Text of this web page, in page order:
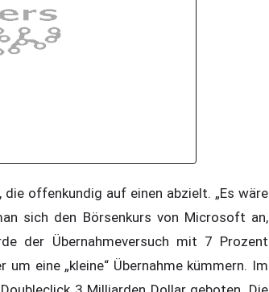
offenkundig auf einen abzielt. „Es wäre
sich den Börsenkurs von Microsoft an,
der Übernahmeversuch mit 7 Prozent
eine „kleine“ Übernahme kümmern. Im